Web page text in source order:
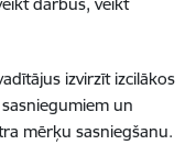
izvirzīt izcilākos
un
mērķu sasniegšanu.